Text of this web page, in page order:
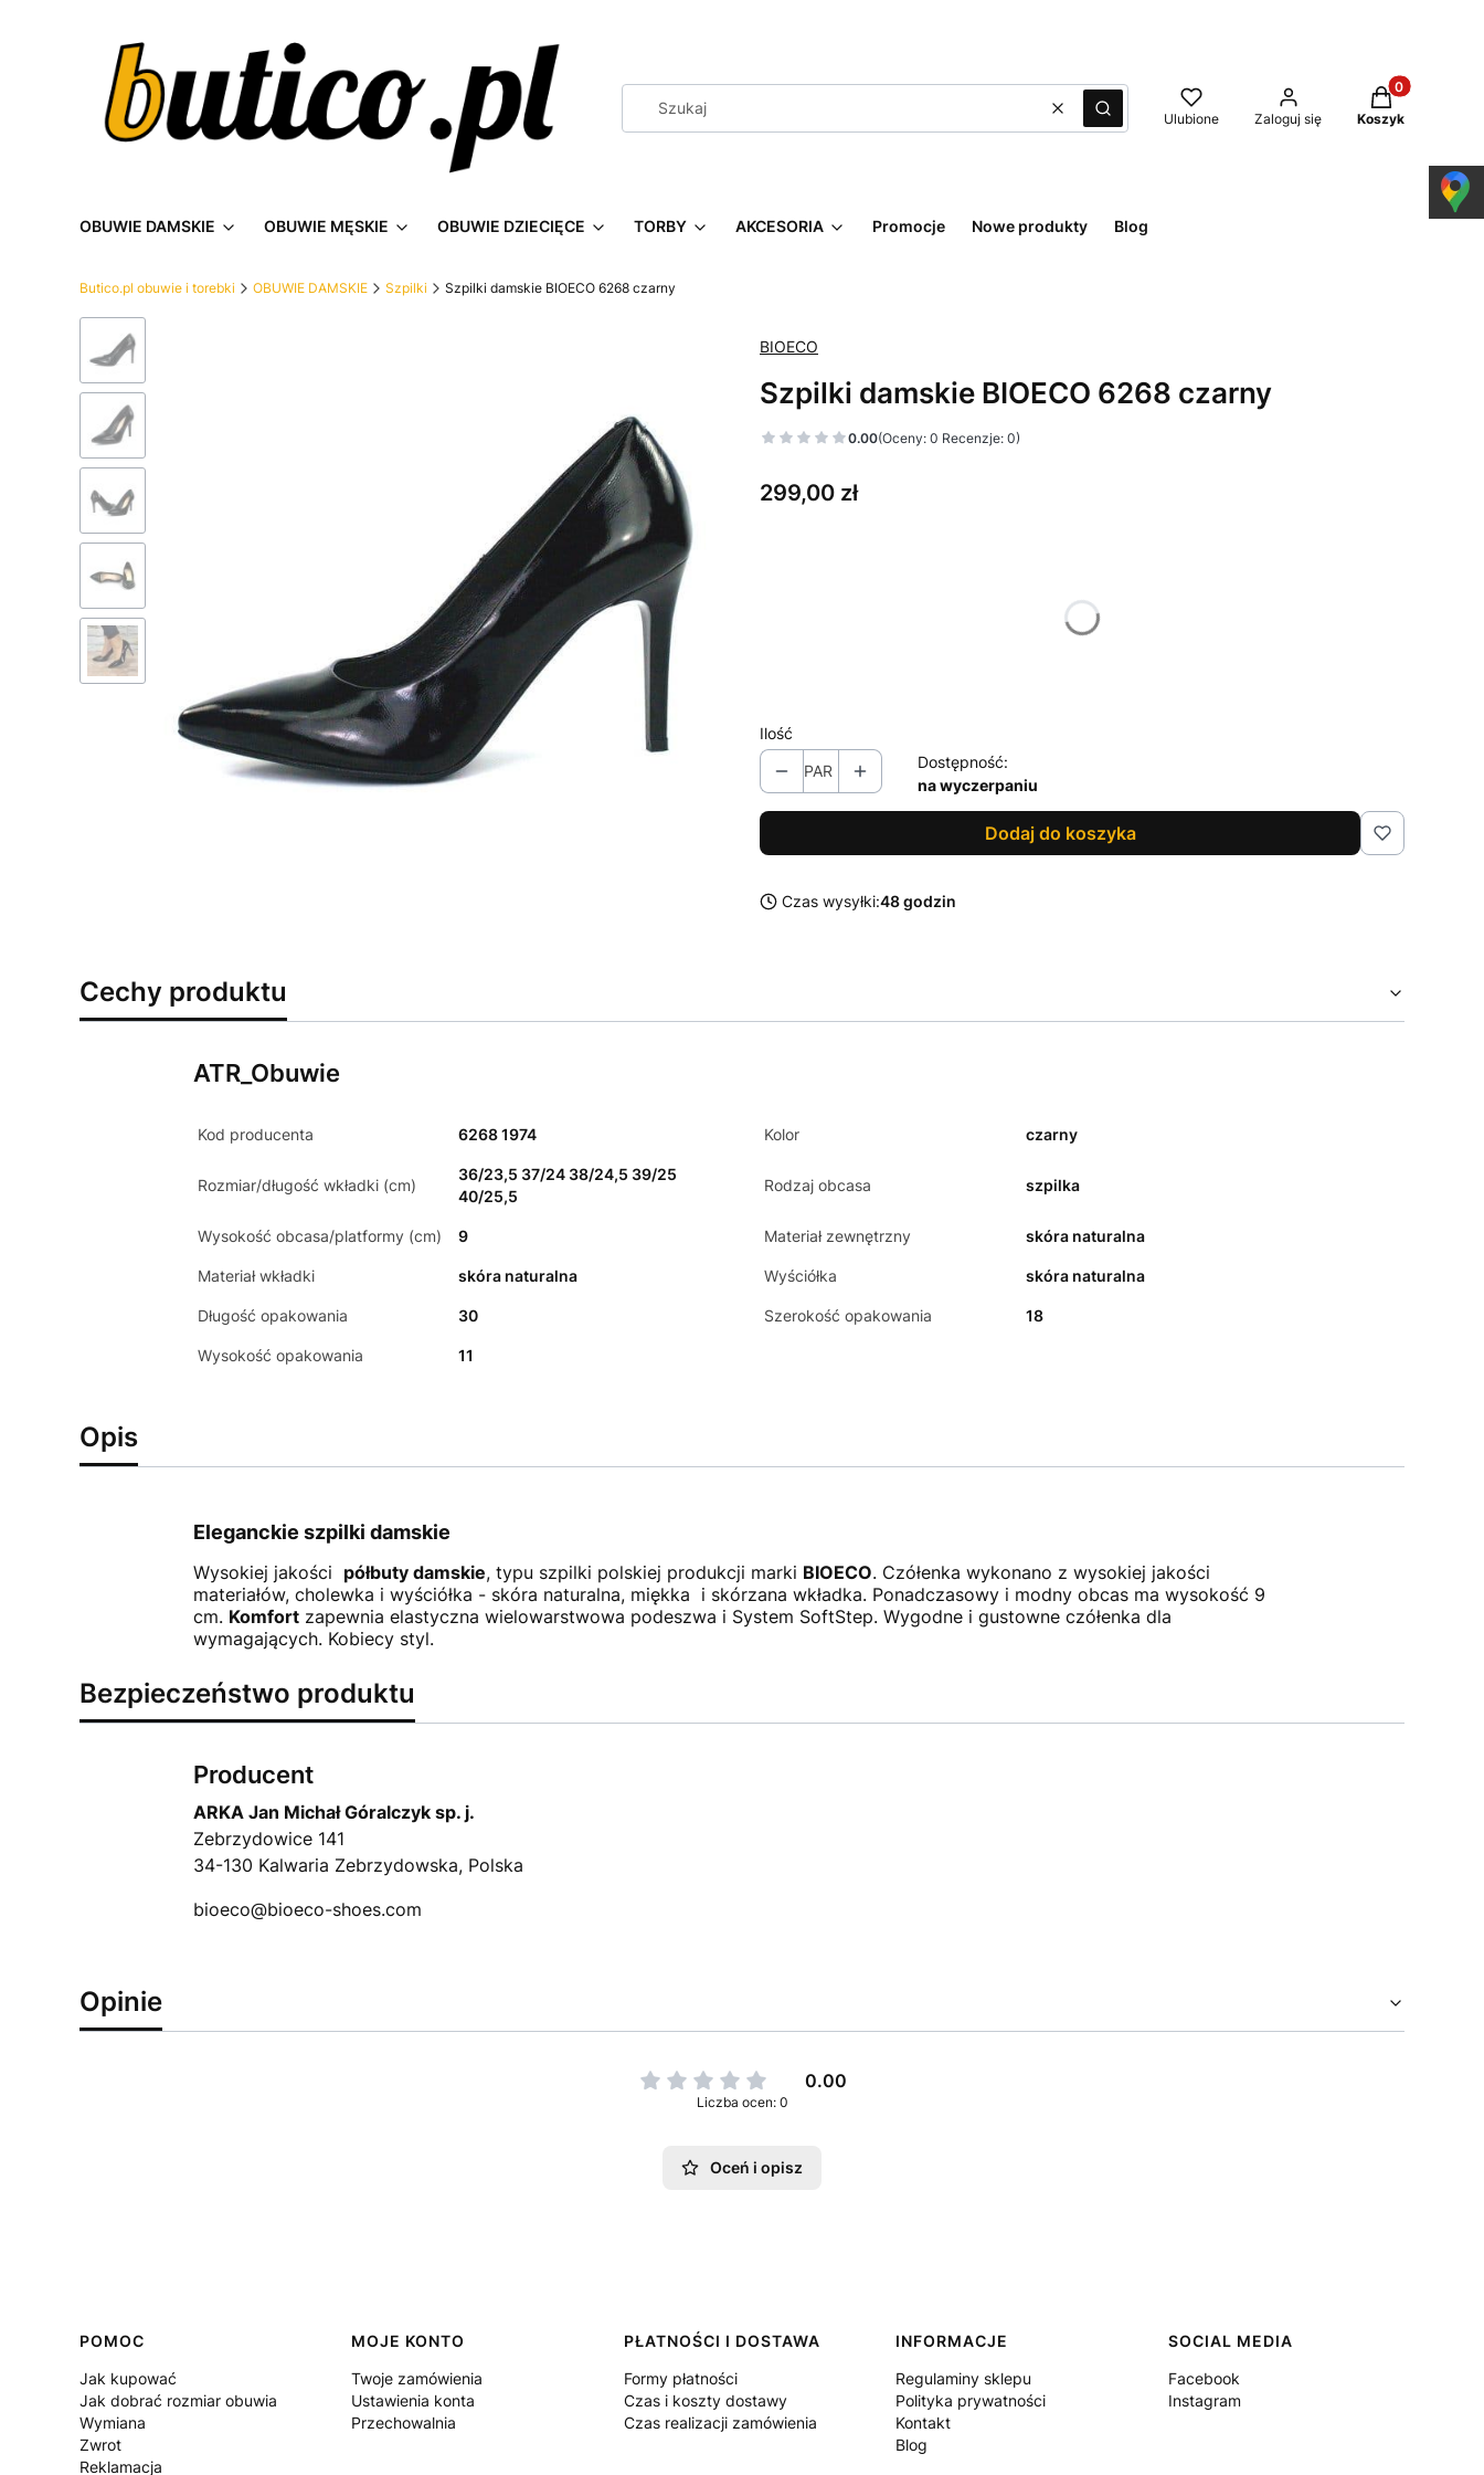
WyczyśćSzukaj Ulubione Zaloguj się
Produkty w
Koszyk
OBUWIE DAMSKIE OBUWIE MĘSKIE OBUWIE DZIECIĘCE TORBY AKCESORIA Promocje Nowe produkty Blog
Butico.pl obuwie i torebki OBUWIE DAMSKIE Szpilki Szpilki damskie BIOECO 6268 czarny
BIOECO
Szpilki damskie BIOECO 6268 czarny
0.00(Oceny: 0 Recenzje: 0)
Cena
299,00 zł
Ilość
PAR
Dostępność:
na wyczerpaniu
Dodaj do koszyka
Czas wysyłki:48 godzin
Cechy produktu
ATR_Obuwie
Kod producenta 6268 1974 Kolor czarny
Rozmiar/długość wkładki (cm)
36/23,5 37/24 38/24,5 39/25
40/25,5
Rodzaj obcasa szpilka
Wysokość obcasa/platformy (cm) 9 Materiał zewnętrzny skóra naturalna
Materiał wkładki skóra naturalna Wyściółka skóra naturalna
Długość opakowania 30 Szerokość opakowania 18
Wysokość opakowania 11
Opis
Eleganckie szpilki damskie
Wysokiej jakości półbuty damskie, typu szpilki polskiej produkcji marki BIOECO. Czółenka wykonano z wysokiej jakości
materiałów, cholewka i wyściółka - skóra naturalna, miękka i skórzana wkładka. Ponadczasowy i modny obcas ma wysokość 9
cm. Komfortzapewnia elastyczna wielowarstwowa podeszwa i System SoftStep. Wygodne i gustowne czółenka dla
wymagających. Kobiecy styl.
Bezpieczeństwo produktu
Producent
ARKA Jan Michał Góralczyk sp. j.
Zebrzydowice 141
34-130 Kalwaria Zebrzydowska, Polska
bioeco@bioeco-shoes.com
Opinie
0.00
Liczba ocen: 0
Oceń i opisz
Linki w stopce
POMOC
Jak kupować
Jak dobrać rozmiar obuwia
Wymiana
Zwrot
Reklamacja
MOJE KONTO
Twoje zamówienia
Ustawienia konta
Przechowalnia
PŁATNOŚCI I DOSTAWA
Formy płatności
Czas i koszty dostawy
Czas realizacji zamówienia
INFORMACJE
Regulaminy sklepu
Polityka prywatności
Kontakt
Blog
SOCIAL MEDIA
Facebook
Instagram